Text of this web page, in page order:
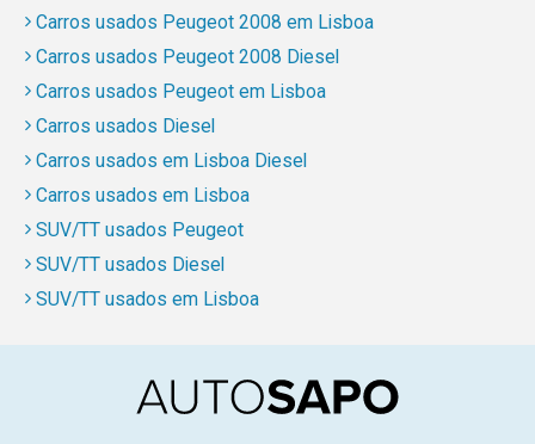
Carros usados Peugeot 2008 em Lisboa
Carros usados Peugeot 2008 Diesel
Carros usados Peugeot em Lisboa
Carros usados Diesel
Carros usados em Lisboa Diesel
Carros usados em Lisboa
SUV/TT usados Peugeot
SUV/TT usados Diesel
SUV/TT usados em Lisboa